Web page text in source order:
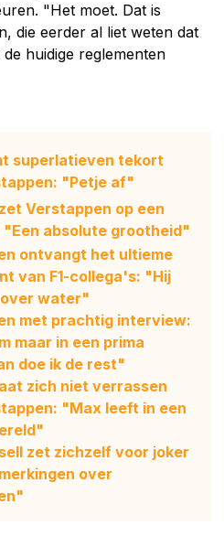
"Het moet. Dat is
die eerder al liet weten dat
huidige reglementen
superlatieven tekort
"Petje af"
Verstappen op een
absolute grootheid"
ontvangt het ultieme
van F1-collega's: "Hij
water"
met prachtig interview:
maar in een prima
doe ik de rest"
zich niet verrassen
"Max leeft in een
zet zichzelf voor joker
over